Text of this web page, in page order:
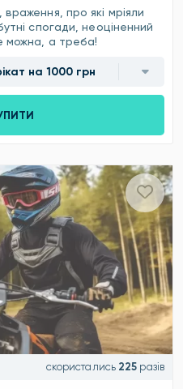
про які мріяли
спогади, неоціненний
можна, а треба!
на 1000 грн
скористались 225 разів